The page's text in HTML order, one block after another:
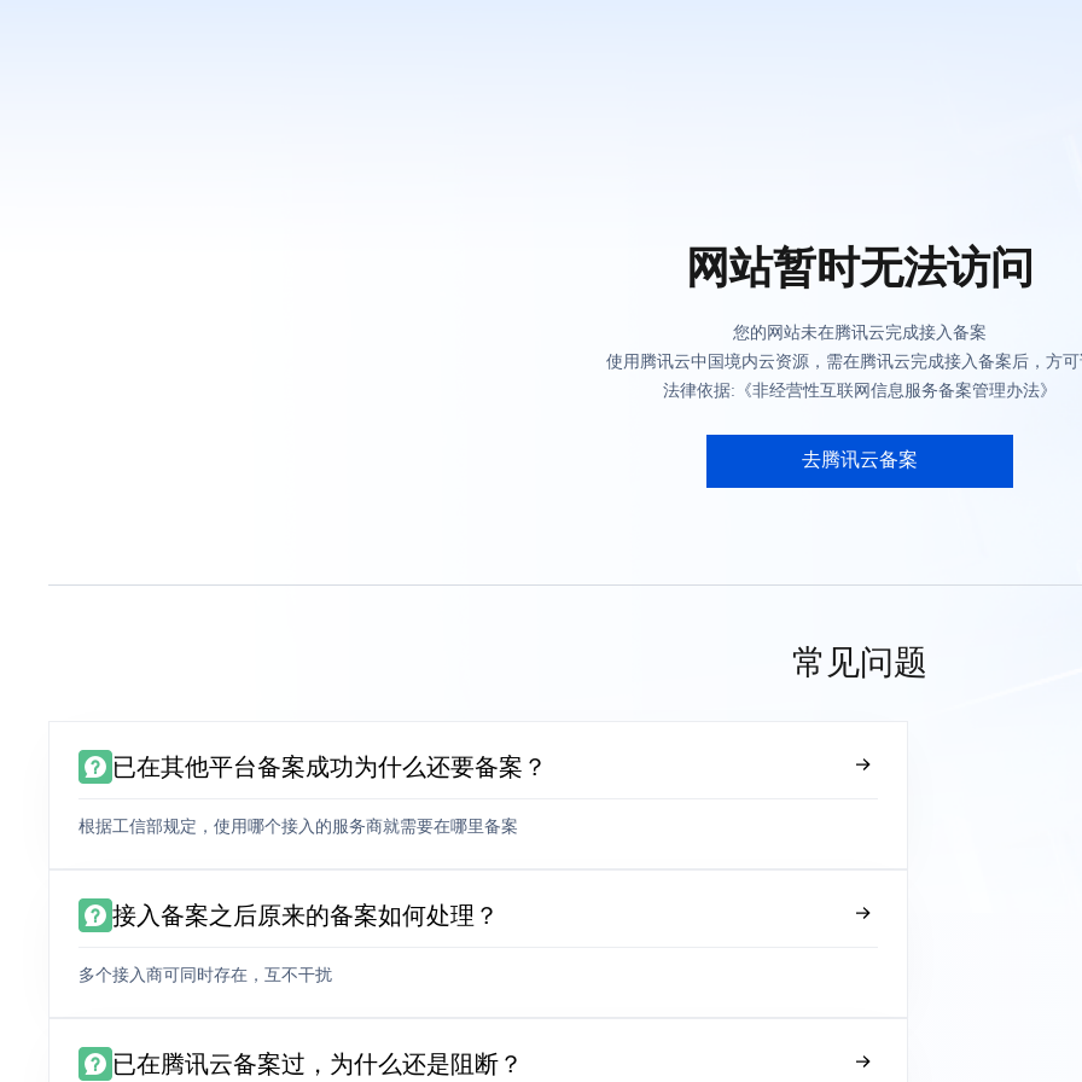
网站暂时无法访问
您的网站未在腾讯云完成接入备案
使用腾讯云中国境内云资源，需在腾讯云完成接入备案后，方
法律依据:《非经营性互联网信息服务备案管理办法》
去腾讯云备案
常见问题
已在其他平台备案成功为什么还要备案？
根据工信部规定，使用哪个接入的服务商就需要在哪里备案
接入备案之后原来的备案如何处理？
多个接入商可同时存在，互不干扰
已在腾讯云备案过，为什么还是阻断？